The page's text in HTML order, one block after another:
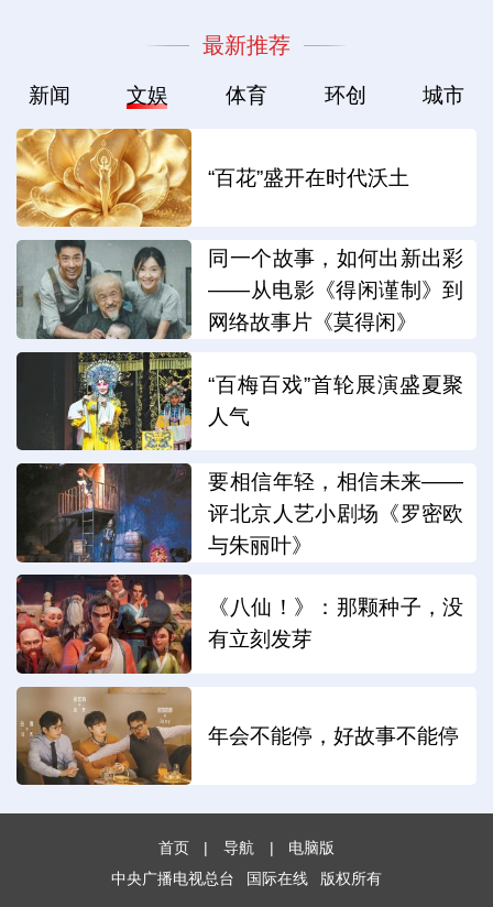
最新推荐
新闻 文娱 体育 环创 城市
“百花”盛开在时代沃土
同一个故事，如何出新出彩
——从电影《得闲谨制》到
网络故事片《莫得闲》
“百梅百戏”首轮展演盛夏聚
人气
要相信年轻，相信未来——
评北京人艺小剧场《罗密欧
与朱丽叶》
《八仙！》：那颗种子，没
有立刻发芽
年会不能停，好故事不能停
首页 | 导航 |
电脑版
中央广播电视总台
国际在线 版权所有